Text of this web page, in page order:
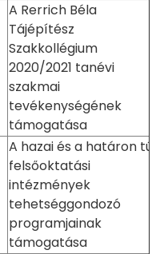
A Rerrich Béla
Tájépítész
Szakkollégium
2020/2021 tanévi
szakmai
tevékenységének
támogatása
A hazai és a határon
felsőoktatási
intézmények
tehetséggondozó
programjainak
támogatása